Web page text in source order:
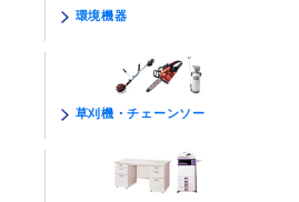
環境機器
草刈機・チェーンソー